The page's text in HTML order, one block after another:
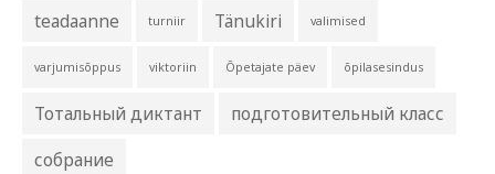
teadaanne
turniir Tänukiri valimised
varjumisõppus viktoriin Õpetajate päev õpilasesindus
Тотальный диктант
подготовительный класс
собрание